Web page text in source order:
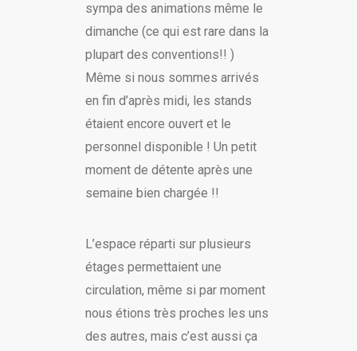
sympa des animations même le
dimanche (ce qui est rare dans la
plupart des conventions!! )
Même si nous sommes arrivés
en fin d’après midi, les stands
étaient encore ouvert et le
personnel disponible ! Un petit
moment de détente après une
semaine bien chargée !!
L’espace réparti sur plusieurs
étages permettaient une
circulation, même si par moment
nous étions très proches les uns
des autres, mais c’est aussi ça